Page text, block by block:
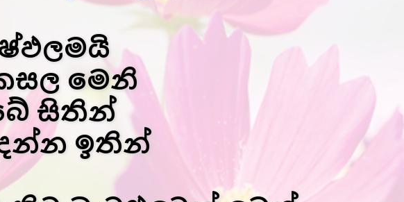
මෙනි
සිතින්
ඉතින්